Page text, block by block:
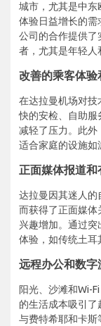
城市，尤其是中东
体验日益增长的需
公司的合作提供了
者，尤其是年轻人
改善的乘客体
在达拉曼机场对技
快的安检、自助服
减轻了压力。此外
适合家庭的设施如
正面媒体报道
达拉曼因其迷人的
而获得了正面媒体
兴趣增加。通过
体验，如传统土耳
远程办公和数字
阳光、沙滩和Wi-
的生活成本吸引了
与费特希耶和卡斯